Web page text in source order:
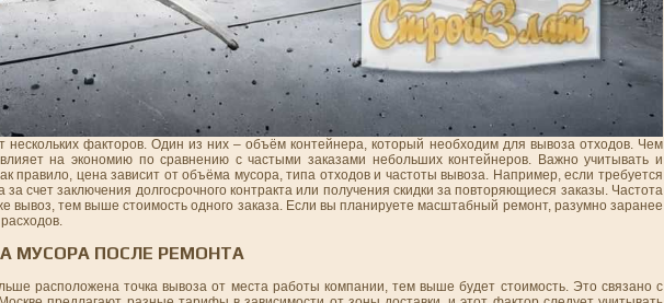
нескольких факторов. Один из них – объём контейнера, который необходим для вывоза отходов. Чем
на экономию по сравнению с частыми заказами небольших контейнеров. Важно учитывать и
правило, цена зависит от объёма мусора, типа отходов и частоты вывоза. Например, если требуется
счет заключения долгосрочного контракта или получения скидки за повторяющиеся заказы. Частота
вывоз, тем выше стоимость одного заказа. Если вы планируете масштабный ремонт, разумно заранее
МУСОРА ПОСЛЕ РЕМОНТА
расположена точка вывоза от места работы компании, тем выше будет стоимость. Это связано с